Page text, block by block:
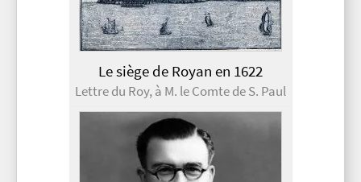
Le siège de Royan en 1622
Lettre du Roy, à M. le Comte de S. Paul